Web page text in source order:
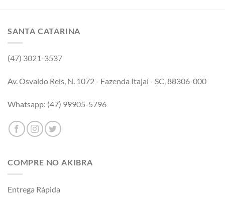
SANTA CATARINA
(47) 3021-3537
Av. Osvaldo Reis, N. 1072 - Fazenda Itajaí - SC, 88306-000
Whatsapp: (47) 99905-5796
COMPRE NO AKIBRA
Entrega Rápida